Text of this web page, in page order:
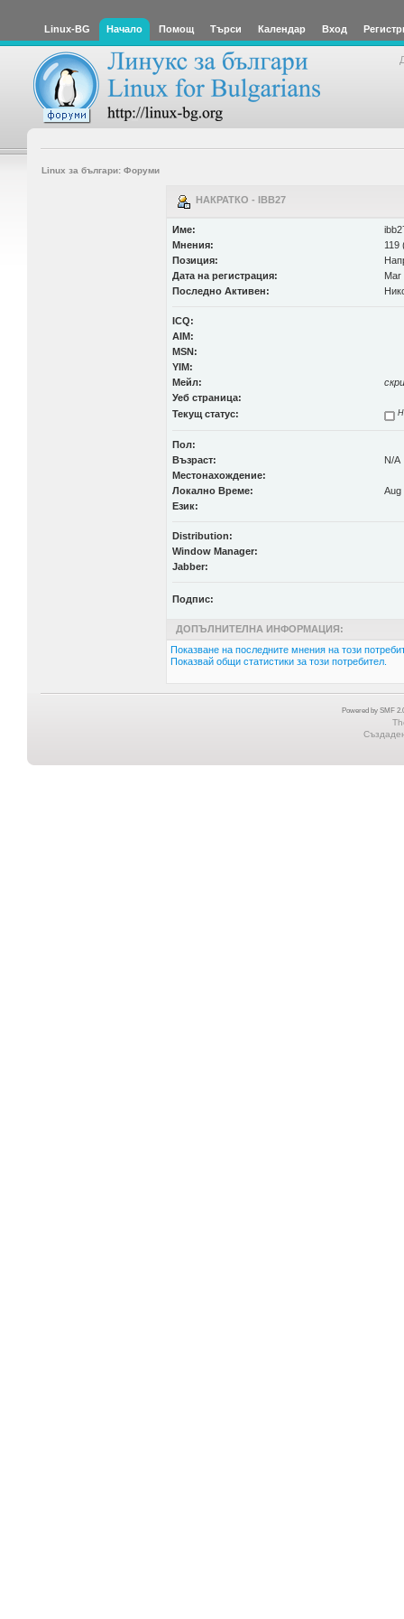
Linux-BG Начало Помощ Търси Календар Вход
Linux за българи: Форуми
НАКРАТКО - IBB27
Име:
Мнения:
119
Позиция:
Дата на регистрация:
Mar
Последно Активен:
ICQ:
AIM:
MSN:
YIM:
Мейл:
Уеб страница:
Текущ статус:
Пол:
Възраст:
N/A
Местонахождение:
Локално Време:
Aug
Език:
Distribution:
Window Manager:
Jabber:
Подпис:
ДОПЪЛНИТЕЛНА ИНФОРМАЦИЯ:
Показване на последните мнения на този
Показвай общи статистики за този потребител.
Powered by SMF